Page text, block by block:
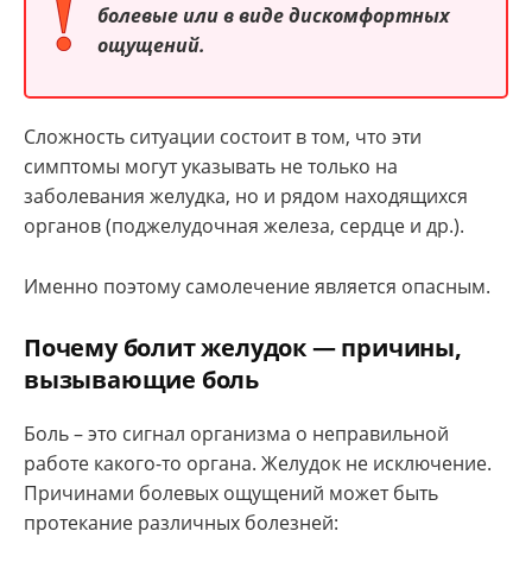
болевые или в виде дискомфортных
ощущений.
Сложность ситуации состоит в том, что эти
симптомы могут указывать не только на
заболевания желудка, но и рядом находящихся
органов (поджелудочная железа, сердце и др.).
Именно поэтому самолечение является опасным.
Почему болит желудок — причины,
вызывающие боль
Боль – это сигнал организма о неправильной
работе какого-то органа. Желудок не исключение.
Причинами болевых ощущений может быть
протекание различных болезней: